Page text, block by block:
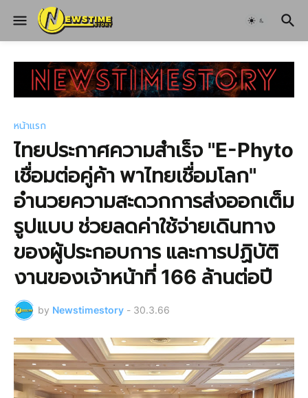
หน้าแรก
ไทยประกาศความสำเร็จ "E-Phyto
เชื่อมต่อคู่ค้า พาไทยเชื่อมโลก"
อำนวยความสะดวกการส่งออกเต็ม
รูปแบบ ช่วยลดค่าใช้จ่ายเดินทาง
ของผู้ประกอบการ และการปฏิบัติ
งานของเจ้าหน้าที่ 166 ล้านต่อปี
by Newstimestory - 30.3.66